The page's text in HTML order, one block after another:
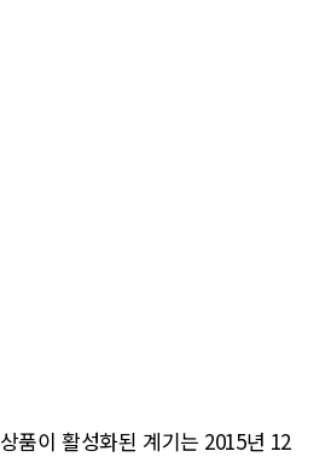
품이 활성화된 계기는 2015년 12